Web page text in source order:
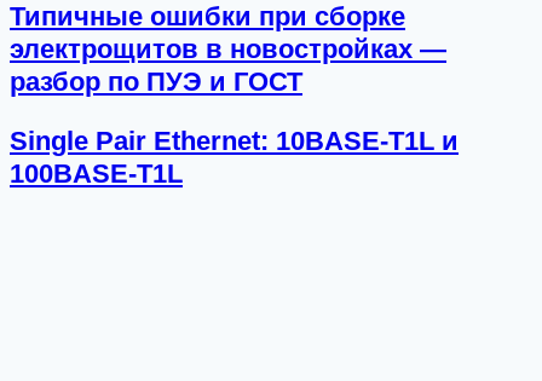
Типичные ошибки при сборке
электрощитов в новостройках —
разбор по ПУЭ и ГОСТ
Single Pair Ethernet: 10BASE-T1L и
100BASE-T1L